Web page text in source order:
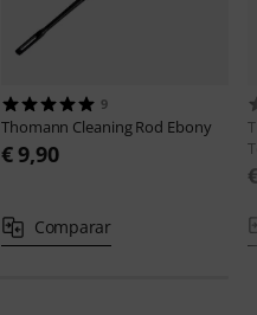
9
Thomann Cleaning Rod Ebony
€ 9,90
Comparar